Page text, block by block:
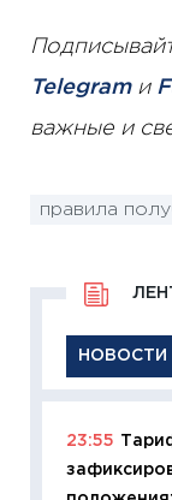
Telegramи
важные и
правила
НОВОСТИ
23:55